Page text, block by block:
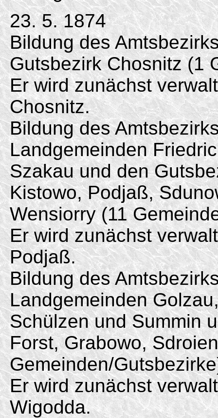
23. 5. 1874
Bildung des
Gutsbezirk Chosnitz (1
Er wird zunächst
Chosnitz.
Bildung des
Landgemeinden
Szakau und den
Kistowo, Podjaß,
Wensiorry (11
Er wird zunächst
Podjaß.
Bildung des
Landgemeinden
Schülzen und Summin
Forst, Grabowo,
Gemeinden/
Er wird zunächst
Wigodda.